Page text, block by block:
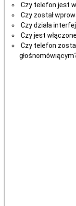
Czy telefon jest
Czy został
Czy działa
Czy jest
Czy telefon